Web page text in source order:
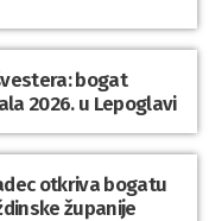
bogat
2026. u Lepoglavi
otkriva bogatu
županije